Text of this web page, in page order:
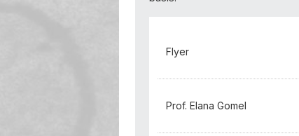
Flyer
Prof. Elana Gomel